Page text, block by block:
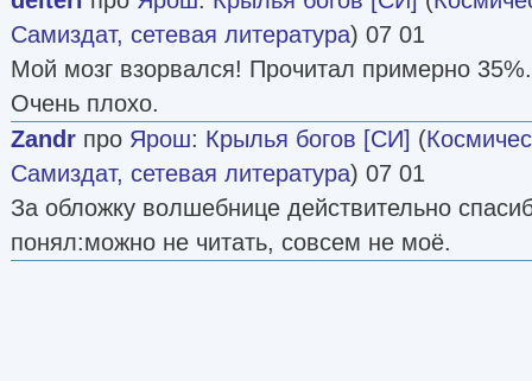
Самиздат, сетевая литература) 07 01
Мой мозг взорвался! Прочитал примерно
Очень плохо.
Zandr про Ярош: Крылья богов [СИ] (
Самиздат, сетевая литература) 07 01
За обложку волшебнице действительно
понял:можно не читать, совсем не моё.